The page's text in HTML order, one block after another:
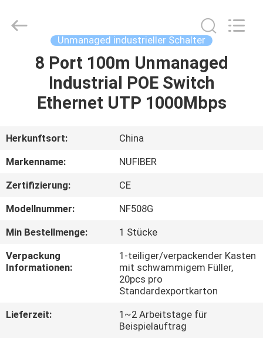
HAUS
PRODUKTE
ÜBER
UNS
FABRIK-
AUSFLUG
QUALITÄTSKONTROLLE
SIE
Co.,Ltd.
Unmanaged industrieller Schalter
8 Port 100m Unmanaged
Industrial POE Switch
Ethernet UTP 1000Mbps
Herkunftsort:
China
Markenname:
NUFIBER
Zertifizierung:
CE
Modellnummer:
NF508G
Min Bestellmenge:
1 Stücke
Verpackung
Informationen:
1-teiliger/verpackender Kasten
mit schwammigem Füller,
20pcs pro
Standardexportkarton
Lieferzeit:
1~2 Arbeitstage für
Beispielauftrag